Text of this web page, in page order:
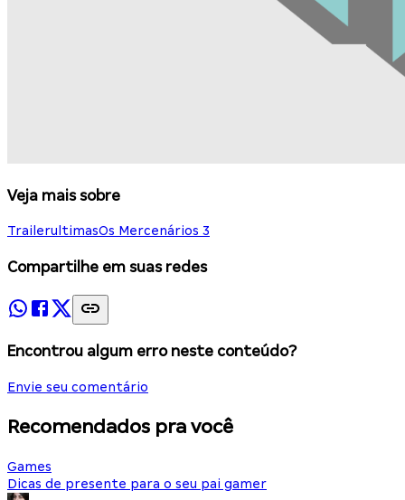
Veja mais sobre
TrailerultimasOs Mercenários 3
Compartilhe em suas redes
Encontrou algum erro neste conteúdo?
Envie seu comentário
Recomendados pra você
Games
Dicas de presente para o seu pai gamer